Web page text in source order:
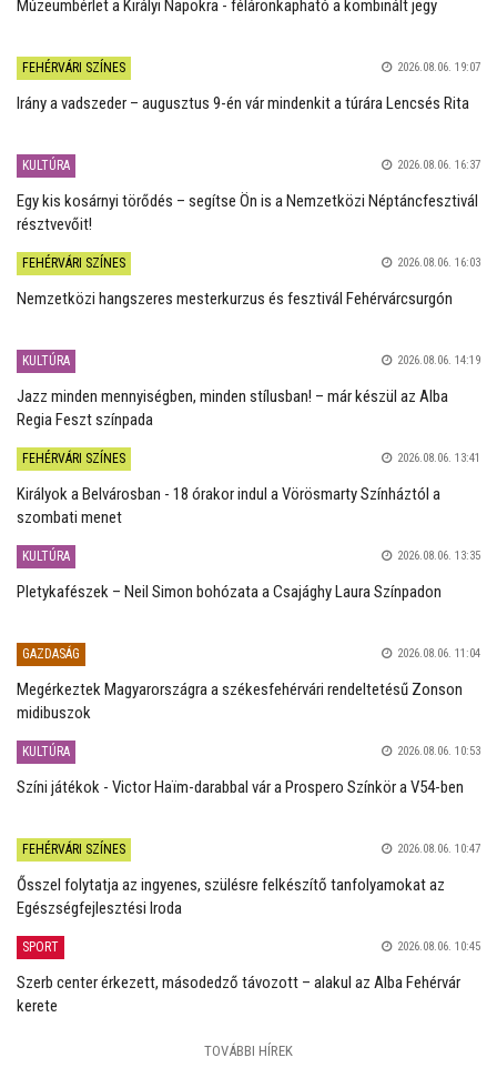
Múzeumbérlet a Királyi Napokra - féláronkapható a kombinált jegy
FEHÉRVÁRI SZÍNES 2026.08.06. 19:07
Irány a vadszeder – augusztus 9-én vár mindenkit a túrára Lencsés Rita
KULTÚRA 2026.08.06. 16:37
Egy kis kosárnyi törődés – segítse Ön is a Nemzetközi Néptáncfesztivál
résztvevőit!
FEHÉRVÁRI SZÍNES 2026.08.06. 16:03
Nemzetközi hangszeres mesterkurzus és fesztivál Fehérvárcsurgón
KULTÚRA 2026.08.06. 14:19
Jazz minden mennyiségben, minden stílusban! – már készül az Alba
Regia Feszt színpada
FEHÉRVÁRI SZÍNES 2026.08.06. 13:41
Királyok a Belvárosban - 18 órakor indul a Vörösmarty Színháztól a
szombati menet
KULTÚRA 2026.08.06. 13:35
Pletykafészek – Neil Simon bohózata a Csajághy Laura Színpadon
GAZDASÁG 2026.08.06. 11:04
Megérkeztek Magyarországra a székesfehérvári rendeltetésű Zonson
midibuszok
KULTÚRA 2026.08.06. 10:53
Színi játékok - Victor Haïm-darabbal vár a Prospero Színkör a V54-ben
FEHÉRVÁRI SZÍNES 2026.08.06. 10:47
Ősszel folytatja az ingyenes, szülésre felkészítő tanfolyamokat az
Egészségfejlesztési Iroda
SPORT 2026.08.06. 10:45
Szerb center érkezett, másodedző távozott – alakul az Alba Fehérvár
kerete
TOVÁBBI HÍREK